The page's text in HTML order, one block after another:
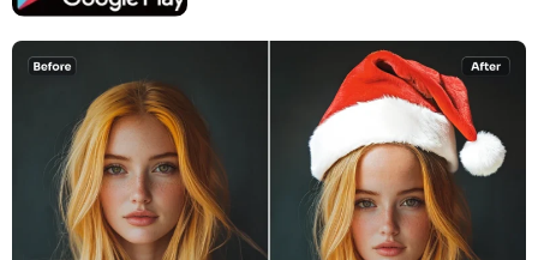
Restauration de photos
Prolongateur d’IA
Remplacement IA